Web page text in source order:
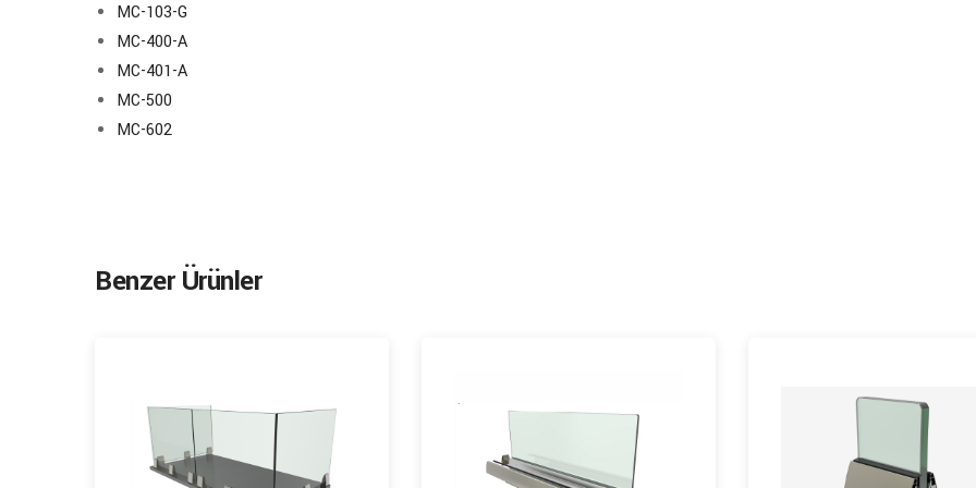
MC-103-G
MC-400-A
MC-401-A
MC-500
MC-602
Benzer Ürünler